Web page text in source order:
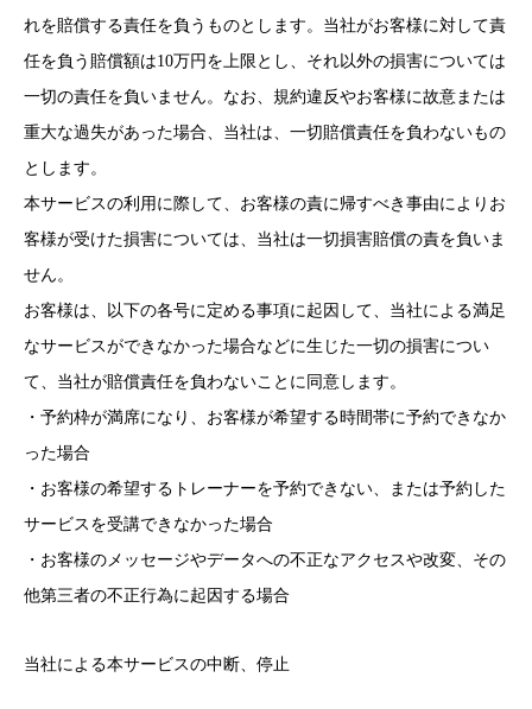
れを賠償する責任を負うものとします。当社がお客様に対して責
任を負う賠償額は10万円を上限とし、それ以外の損害については
一切の責任を負いません。なお、規約違反やお客様に故意または
重大な過失があった場合、当社は、一切賠償責任を負わないもの
とします。
本サービスの利用に際して、お客様の責に帰すべき事由によりお
客様が受けた損害については、当社は一切損害賠償の責を負いま
せん。
お客様は、以下の各号に定める事項に起因して、当社による満足
なサービスができなかった場合などに生じた一切の損害につい
て、当社が賠償責任を負わないことに同意します。
・予約枠が満席になり、お客様が希望する時間帯に予約できなか
った場合
・お客様の希望するトレーナーを予約できない、または予約した
サービスを受講できなかった場合
・お客様のメッセージやデータへの不正なアクセスや改変、その
他第三者の不正行為に起因する場合
当社による本サービスの中断、停止